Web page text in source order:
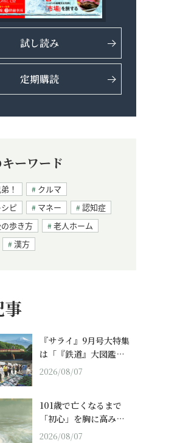
試し読み
定期購読
ーワード
！
クルマ
ピ
マネー
認知症
歩き方
老人ホーム
漢方
事
『サライ』9月号大特集
は「『鉄道』大図鑑…
2026/08/07
101歳で亡くなるまで
「初心」を胸に高み…
2026/08/07